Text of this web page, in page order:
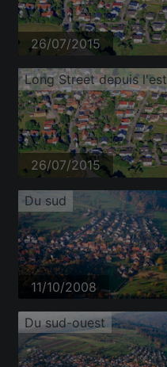
26/07/2015
Long Street depuis l'est
26/07/2015
Du sud
11/10/2008
Du sud-ouest